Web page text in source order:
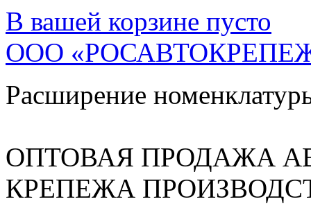
В вашей корзине пусто
ООО
Расширение
ОПТОВАЯ ПРОДАЖА
КРЕПЕЖА